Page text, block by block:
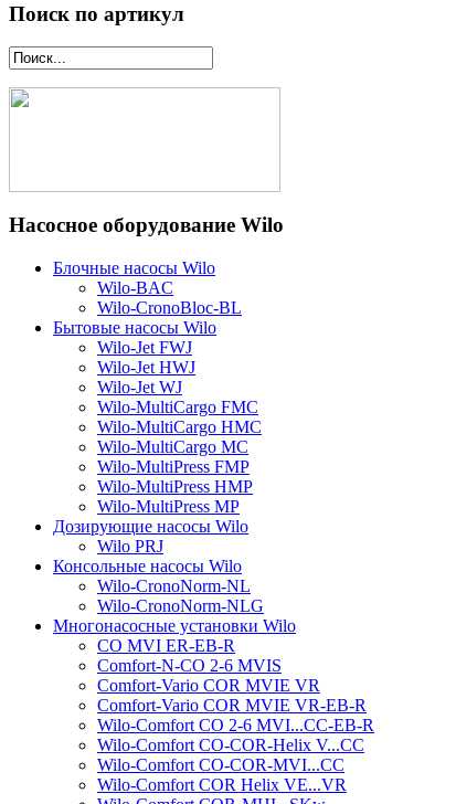
Поиск по артикул
Насосное оборудование Wilo
Блочные насосы Wilo
Wilo-BAC
Wilo-CronoBloc-BL
Бытовые насосы Wilo
Wilo-Jet FWJ
Wilo-Jet HWJ
Wilo-Jet WJ
Wilo-MultiCargo FMC
Wilo-MultiCargo HMC
Wilo-MultiCargo MC
Wilo-MultiPress FMP
Wilo-MultiPress HMP
Wilo-MultiPress MP
Дозирующие насосы Wilo
Wilo PRJ
Консольные насосы Wilo
Wilo-CronoNorm-NL
Wilo-CronoNorm-NLG
Многонасосные установки Wilo
CO MVI ER-EB-R
Comfort-N-CO 2-6 MVIS
Comfort-Vario COR MVIE VR
Comfort-Vario COR MVIE VR-EB-R
Wilo-Comfort CO 2-6 MVI...CC-EB-R
Wilo-Comfort CO-COR-Helix V...CC
Wilo-Comfort CO-COR-MVI...CC
Wilo-Comfort COR Helix VE...VR